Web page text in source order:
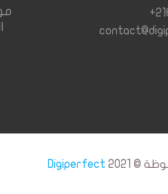
Digiperfect